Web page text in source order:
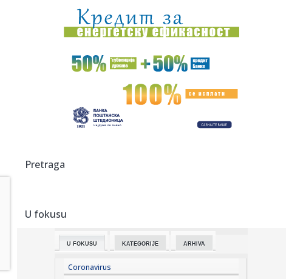
15:35:Teško povrijeđen motociklista u Zenici
15:35:Mediji: Dok se naši vatrogasci bore na terenu, blokaderi iz
fote...
U jednom danu u Sjevernoj Makedoniji izbilo 25 požara,
15:35:Volite WhatsApp stikere? ChatGPT bi uskoro mogao
15:35:
15:35:
Turista objavio snimak iz apartmana u Zadru i izazvao
Pretraga
U fokusu
U FOKUSU KATEGORIJE ARHIVA
Coronavirus